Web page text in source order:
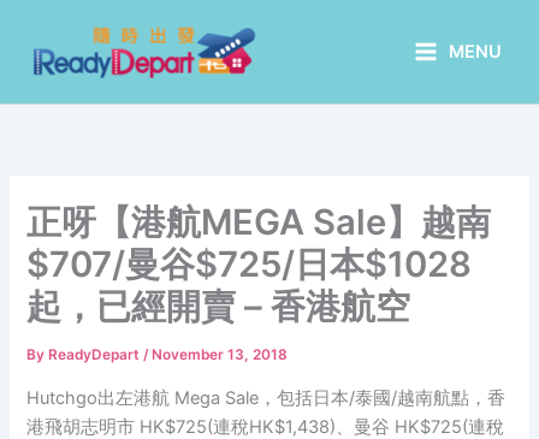
content
MENU
正呀【港航MEGA Sale】越南
$707/曼谷$725/日本$1028
起，已經開賣 – 香港航空
By ReadyDepart/ November 13, 2018
Hutchgo出左港航 Mega Sale，包括日本/泰國/越南航點，香
港飛胡志明市 HK$725(連稅HK$1,438)、曼谷 HK$725(連稅